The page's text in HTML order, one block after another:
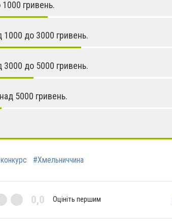
гривень.
1000 до 3000 гривень.
3000 до 5000 гривень.
5000 гривень.
#Хмельниччина
0,0 Оцініть першим